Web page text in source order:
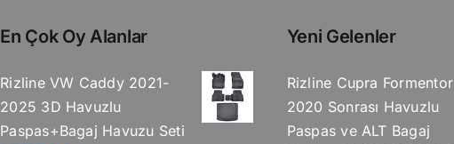
En Çok Oy Alanlar
Rizline VW Caddy 2021-
2025 3D Havuzlu
Paspas+Bagaj Havuzu Seti
Yeni Gelenler
Rizline Cupra Formentor
2020 Sonrası Havuzlu
Paspas ve ALT Bagaj